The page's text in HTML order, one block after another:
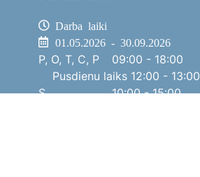
Darba laiki
01.05.2026 - 30.09.2026
P, O, T, C, P
09:00 - 18:00
Pusdienu laiks 12:00 - 13:00
S
10:00 - 15:00